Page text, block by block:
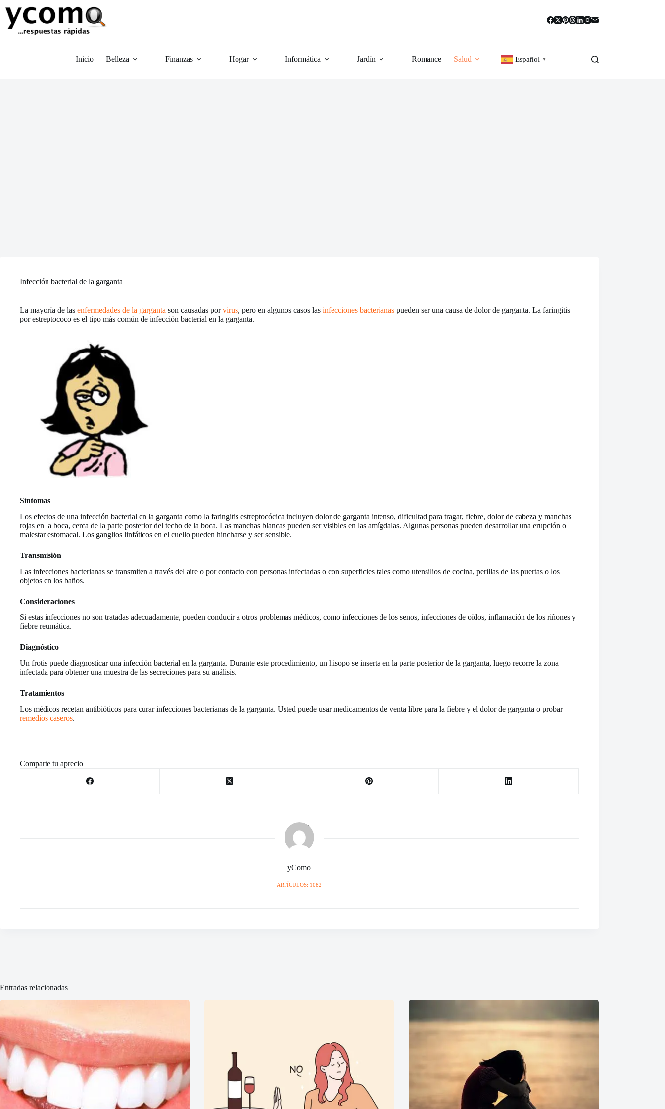
contenido
Inicio Belleza Finanzas Hogar Informática Jardín Romance Salud Español ▼
Infección bacterial de la garganta
La mayoría de las enfermedades de la garganta son causadas porvirus, pero en algunos casos las infecciones bacterianas pueden ser una causa de dolor de garganta. La faringitis
por estreptococo es el tipo más común de infección bacterial en la garganta.
Síntomas
Los efectos de una infección bacterial en la garganta como la faringitis estreptocócica incluyen dolor de garganta intenso, dificultad para tragar, fiebre, dolor de cabeza y manchas
rojas en la boca, cerca de la parte posterior del techo de la boca. Las manchas blancas pueden ser visibles en las amígdalas. Algunas personas pueden desarrollar una erupción o
malestar estomacal. Los ganglios linfáticos en el cuello pueden hincharse y ser sensible.
Transmisión
Las infecciones bacterianas se transmiten a través del aire o por contacto con personas infectadas o con superficies tales como utensilios de cocina, perillas de las puertas o los
objetos en los baños.
Consideraciones
Si estas infecciones no son tratadas adecuadamente, pueden conducir a otros problemas médicos, como infecciones de los senos, infecciones de oídos, inflamación de los riñones y
fiebre reumática.
Diagnóstico
Un frotis puede diagnosticar una infección bacterial en la garganta. Durante este procedimiento, un hisopo se inserta en la parte posterior de la garganta, luego recorre la zona
infectada para obtener una muestra de las secreciones para su análisis.
Tratamientos
Los médicos recetan antibióticos para curar infecciones bacterianas de la garganta. Usted puede usar medicamentos de venta libre para la fiebre y el dolor de garganta o probar
remedios caseros.
Comparte tu aprecio
yComo
ARTÍCULOS: 1082
Entradas relacionadas